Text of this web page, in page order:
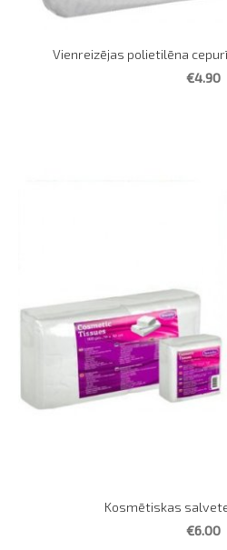
Vienreizējas polietilēna
€4.90
Kosmētiskas
€6.00